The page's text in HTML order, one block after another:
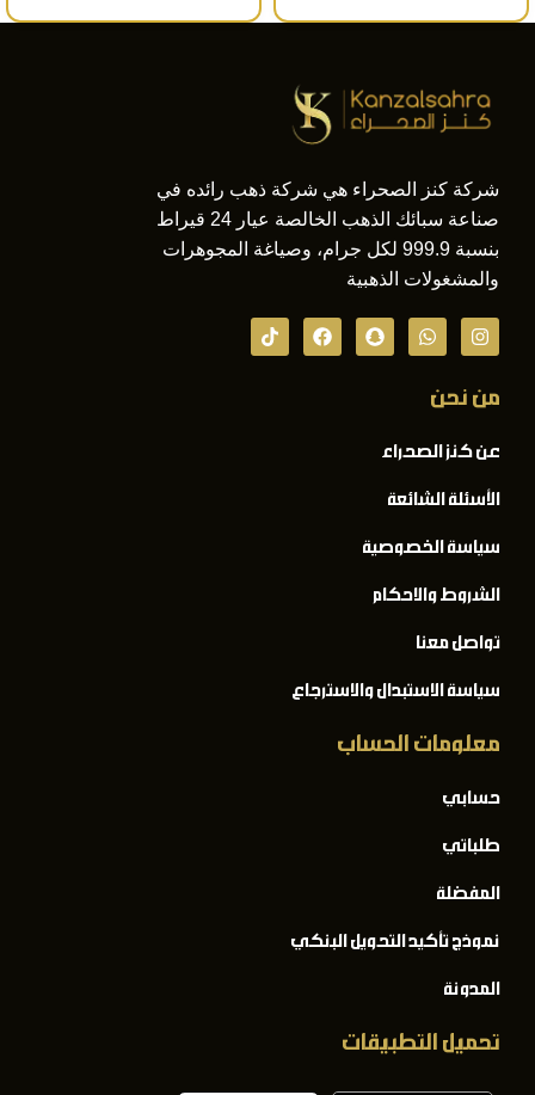
شركة كنز الصحراء هي شركة ذهب رائده في
صناعة سبائك الذهب الخالصة عيار 24 قيراط
بنسبة 999.9 لكل جرام، وصياغة المجوهرات
والمشغولات الذهبية
من نحن
عن كنز الصحراء
الأسئلة الشائعة
سياسة الخصوصية
الشروط والاحكام
تواصل معنا
سياسة الاستبدال والاسترجاع
معلومات الحساب
حسابي
طلباتي
المفضلة
نموذج تأكيد التحويل البنكي
المدونة
تحميل التطبيقات